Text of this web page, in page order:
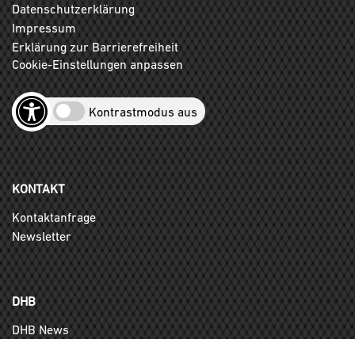
Datenschutzerklärung
Impressum
Erklärung zur Barrierefreiheit
Cookie-Einstellungen anpassen
Kontrastmodus aus
KONTAKT
Kontaktanfrage
Newsletter
DHB
DHB News